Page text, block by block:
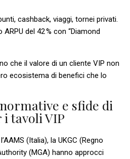
cashback, viaggi, tornei privati.
del 42 % con “Diamond
che il valore di un cliente VIP non
ecosistema di benefici che lo
e sfide di
tavoli VIP
(Italia), la UKGC (Regno
(MGA) hanno approcci